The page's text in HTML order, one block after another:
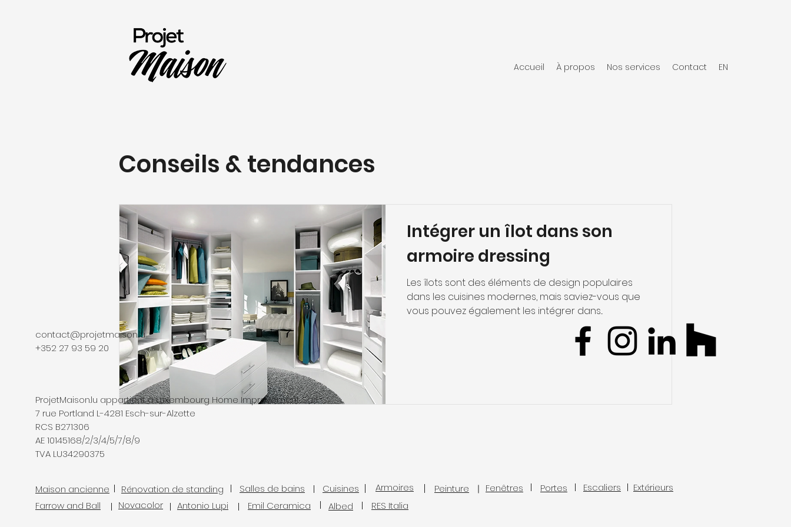
Accueil À propos Nos services Contact EN
Conseils & tendances
Intégrer un îlot dans son
armoire dressing
Les îlots sont des éléments de design populaires
dans les cuisines modernes, mais saviez-vous que
vous pouvez également les intégrer dans...
contact@projetmaison.lu
+352 27 93 59 20
ProjetMaison.lu appartient à Luxembourg Home Improvement Sàrl
7 rue Portland L-4281 Esch-sur-Alzette
RCS B271306
AE 10145168/2/3/4/5/7/8/9
TVA LU34290375
Farrow and Ball
Salles de bains
Cuisines
Antonio Lupi
Emil Ceramica Albed
Armoires Fenêtres Portes Escaliers
Peinture
RES Italia
Novacolor
Rénovation de standing
Maison ancienne Extérieurs